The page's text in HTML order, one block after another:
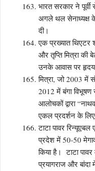
भारत सरकार ने
अगले थल सेनाध्यक्ष
दी।
एक प्रख्यात थिएटर
और तृप्ति मित्रा की
उनके आवास पर हृदय
मित्रा, जो 2003 में
2012 में बंगा
आलोचकों द्वारा
एकल प्रदर्शन के
टाटा पावर
प्रदेश में 50-50
किया है। टाटा
प्रयागराज और बांदा